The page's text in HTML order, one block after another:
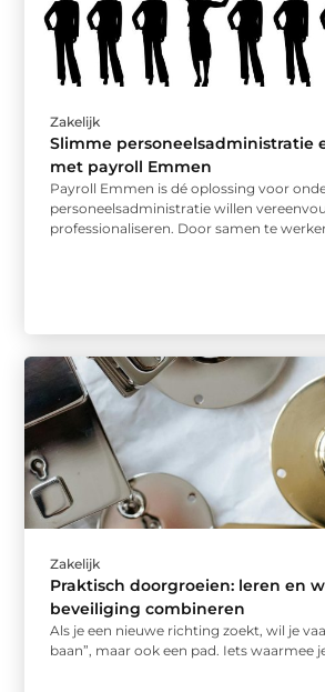
Zakelijk
Slimme personeelsadministratie
met payroll Emmen
Payroll Emmen is dé oplossing voor
personeelsadministratie willen
professionaliseren. Door samen te
Zakelijk
Praktisch doorgroeien: leren en
beveiliging combineren
Als je een nieuwe richting zoekt, wil je
baan”, maar ook een pad. Iets waarmee je